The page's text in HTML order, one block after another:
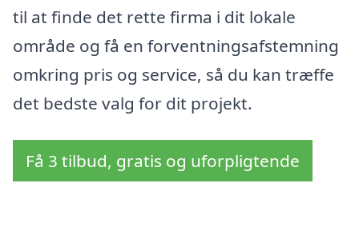
til at finde det rette firma i dit lokale
område og få en forventningsafstemning
omkring pris og service, så du kan træffe
det bedste valg for dit projekt.
Få 3 tilbud, gratis og uforpligtende